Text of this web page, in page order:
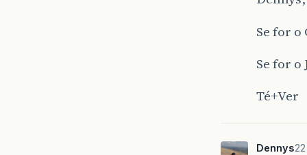
Se for
Se for
Té+Ver
Dennys